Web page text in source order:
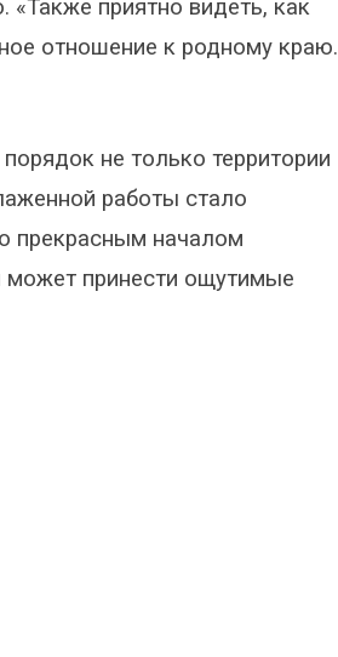
приятно видеть, как
отношение к родному краю.
не только территории
работы стало
прекрасным началом
может принести ощутимые